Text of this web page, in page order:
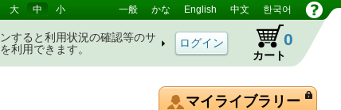
大 中 小 一般 かな English 中文 한국어
すると利用状況の確認等のサ
利用できます。
カート
0
マイライブラリー